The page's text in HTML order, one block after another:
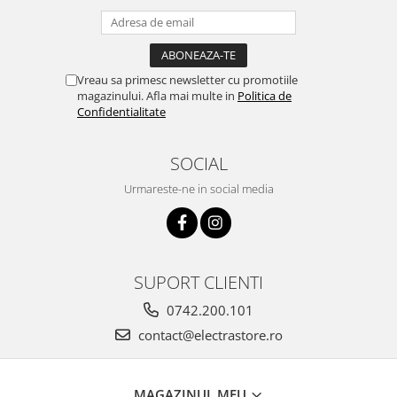
Vreau sa primesc newsletter cu promotiile
magazinului. Afla mai multe in Politica de
Confidentialitate
SOCIAL
Urmareste-ne in social media
SUPORT CLIENTI
0742.200.101
contact@electrastore.ro